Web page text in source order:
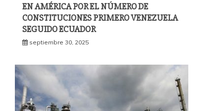
EN AMÉRICA POR EL NÚMERO DE
CONSTITUCIONES PRIMERO VENEZUELA
SEGUIDO ECUADOR
septiembre 30, 2025